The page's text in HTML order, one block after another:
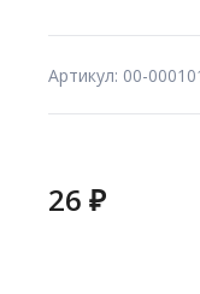
Артикул: 00-
26 ₽